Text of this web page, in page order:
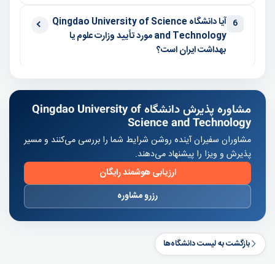
6
آیا دانشگاه Qingdao University of Science
and Technology مورد تأیید وزارت علوم یا
بهداشت ایران است؟
مشاوره پذیرش دانشگاه Qingdao University of
Science and Technology
مشاوران سفیران آینده روشن شرایط شما را بررسی می‌کنند و مسیر
پذیرش و ویزا را پیشنهاد می‌دهند.
ارزیابی هوشمند رایگان
رزرو مشاوره
بازگشت به لیست دانشگاه‌ها